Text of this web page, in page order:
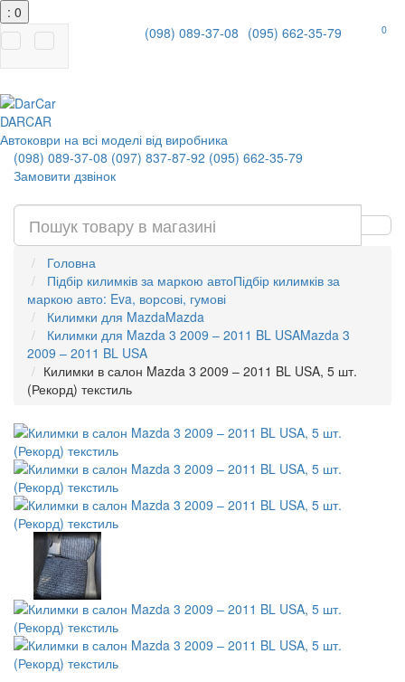
: 0
(098) 089-37-08 (095) 662-35-79 0
DARCAR
Автоковри на всі моделі від виробника
(098) 089-37-08 (097) 837-87-92 (095) 662-35-79
Замовити дзвінок
Головна
Підбір килимків за маркою автоПідбір килимків за
маркою авто: Eva, ворсові, гумові
Килимки для MazdaMazda
Килимки для Mazda 3 2009 – 2011 BL USAMazda 3
2009 – 2011 BL USA
Килимки в салон Mazda 3 2009 – 2011 BL USA, 5 шт.
(Рекорд) текстиль